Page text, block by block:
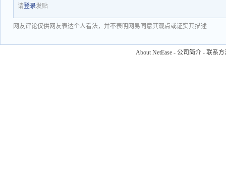
请登录发贴
网友评论仅供网友表达个人看法，并不表明网易同意其观点或证实其描述
About NetEase - 公司简介 - 联系方